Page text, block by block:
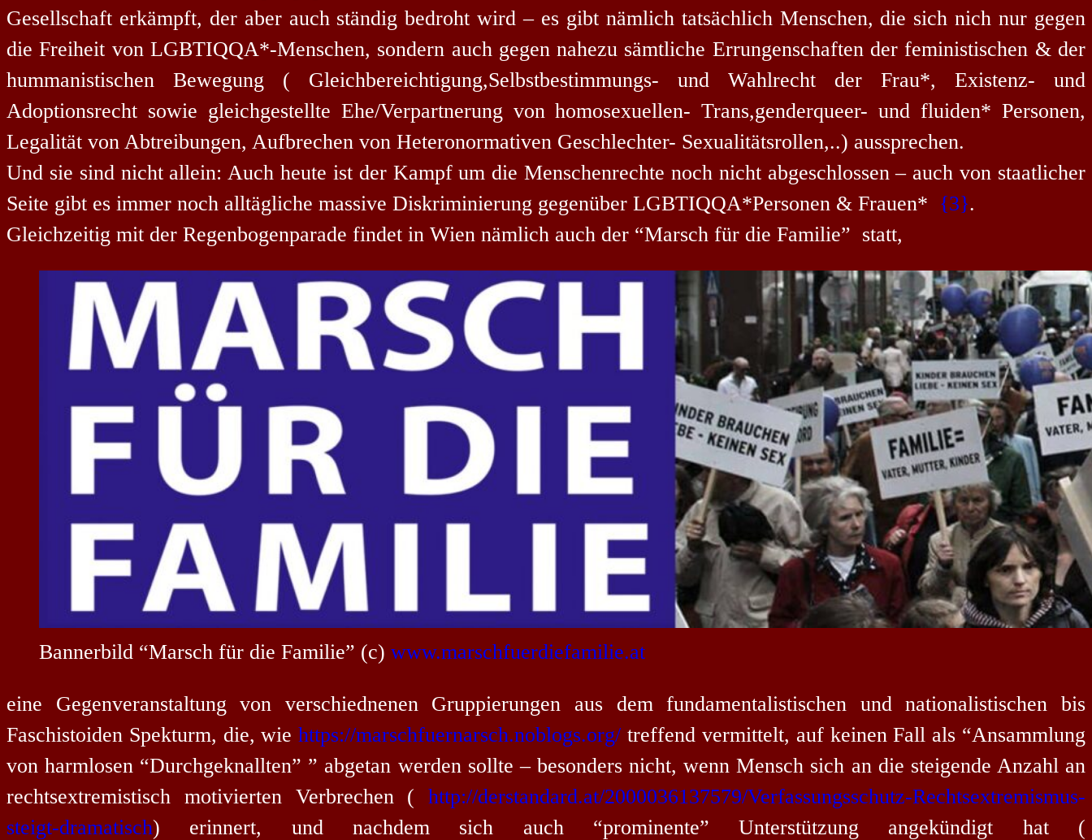
Gesellschaft erkämpft, der aber auch ständig bedroht wird – es gibt nämlich tatsächlich Menschen, die sich nich nur gegen
die Freiheit von LGBTIQQA*-Menschen, sondern auch gegen nahezu sämtliche Errungenschaften der feministischen & der
hummanistischen Bewegung ( Gleichbereichtigung,Selbstbestimmungs- und Wahlrecht der Frau*, Existenz- und
Adoptionsrecht sowie gleichgestellte Ehe/Verpartnerung von homosexuellen- Trans,genderqueer- und fluiden* Personen,
Legalität von Abtreibungen, Aufbrechen von Heteronormativen Geschlechter- Sexualitätsrollen,..) aussprechen.
Und sie sind nicht allein: Auch heute ist der Kampf um die Menschenrechte noch nicht abgeschlossen – auch von staatlicher
Seite gibt es immer noch alltägliche massive Diskriminierung gegenüber LGBTIQQA*Personen & Frauen* {3}.
Gleichzeitig mit der Regenbogenparade findet in Wien nämlich auch der “Marsch für die Familie” statt,
Bannerbild “Marsch für die Familie” (c) www.marschfuerdiefamilie.at
eine Gegenveranstaltung von verschiednenen Gruppierungen aus dem fundamentalistischen und nationalistischen bis
Faschistoiden Spekturm, die, wiehttps://marschfuernarsch.noblogs.org/ treffend vermittelt, auf keinen Fall als “Ansammlung
von harmlosen “Durchgeknallten” ” abgetan werden sollte – besonders nicht, wenn Mensch sich an die steigende Anzahl an
rechtsextremistisch motivierten Verbrechen ( http://derstandard.at/2000036137579/Verfassungsschutz-Rechtsextremismus-
steigt-dramatisch) erinnert, und nachdem sich auch “prominente” Unterstützung angekündigt hat (